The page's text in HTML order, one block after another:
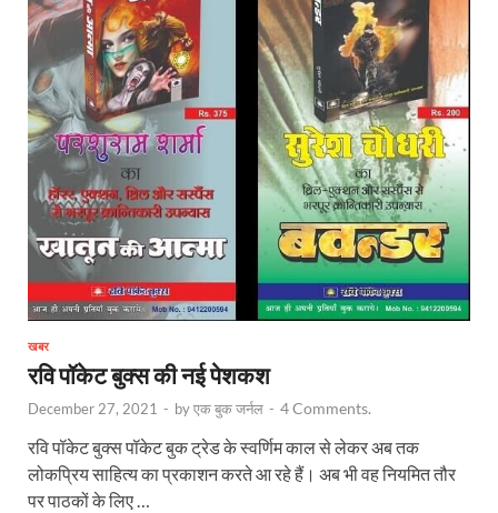
खबर
रवि पॉकेट बुक्स की नई पेशकश
December 27, 2021 - byएक बुक जर्नल - 4 Comments.
रवि पॉकेट बुक्स पॉकेट बुक ट्रेड के स्वर्णिम काल से लेकर अब तक
लोकप्रिय साहित्य का प्रकाशन करते आ रहे हैं। अब भी वह नियमित तौर
पर पाठकों के लिए …